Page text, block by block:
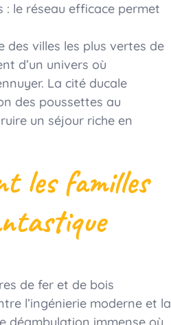
le réseau efficace permet
des villes les plus vertes de
d’un univers où
La cité ducale
des poussettes au
un séjour riche en
les familles
de fer et de bois
l’ingénierie moderne et la